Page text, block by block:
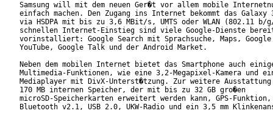
Samsung will mit dem neuen Ger�t vor allem mobile
einfach machen. Den Zugang ins Internet bekommt das Galaxy
via HSDPA mit bis zu 3,6 MBit/s, UMTS oder WLAN (802.11
schnellen Internet-Einstieg sind viele Google-Dienste
vorinstalliert: Google Search mit Sprachsuche, Maps,
YouTube, Google Talk und der Android Market.
Neben dem mobilen Internet bietet das Smartphone auch
Multimedia-Funktionen, wie eine 3,2-Megapixel-Kamera und
Mediaplayer mit DivX-Unterst�tzung. Zur weitere
170 MB internen Speicher, der mit bis zu 32 GB gro�en
microSD-Speicherkarten erweitert werden kann, GPS-Funktion,
Bluetooth v2.1, USB 2.0, UKW-Radio und ein 3,5 mm